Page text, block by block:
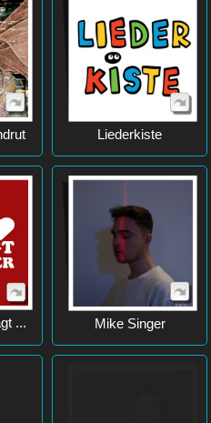
Liederkiste
... Mike Singer